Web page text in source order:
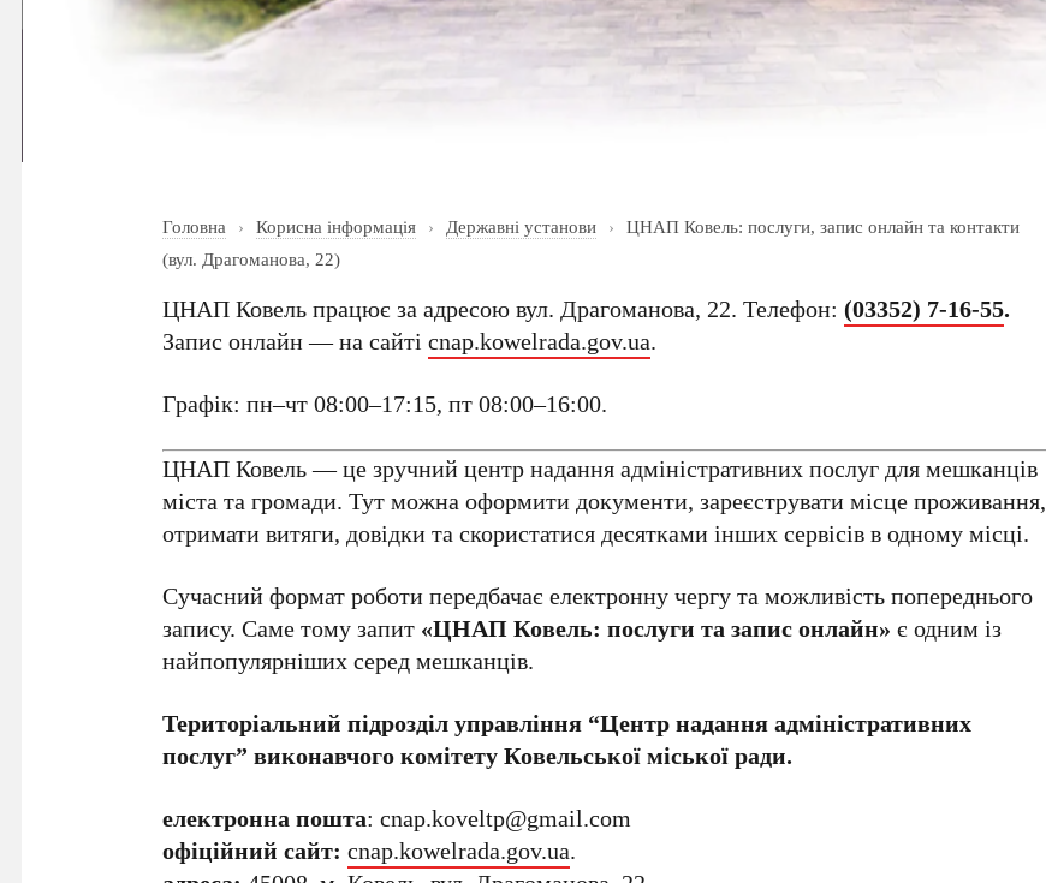
Головна › Корисна інформація › Державні установи › ЦНАП Ковель: послуги, запис онлайн та контакти
(вул. Драгоманова, 22)
ЦНАП Ковель працює за адресою вул. Драгоманова, 22. Телефон: (03352) 7-16-55.
Запис онлайн — на сайтіcnap.kowelrada.gov.ua.
Графік: пн–чт 08:00–17:15, пт 08:00–16:00.
ЦНАП Ковель — це зручний центр надання адміністративних послуг для мешканців
міста та громади. Тут можна оформити документи, зареєструвати місце проживання,
отримати витяги, довідки та скористатися десятками інших сервісів в одному місці.
Сучасний формат роботи передбачає електронну чергу та можливість попереднього
запису. Саме тому запит «ЦНАП Ковель: послуги та запис онлайн» є одним із
найпопулярніших серед мешканців.
Територіальний підрозділ управління “Центр надання адміністративних
послуг” виконавчого комітету Ковельської міської ради.
електронна пошта:cnap.koveltp@gmail.com
офіційний сайт: cnap.kowelrada.gov.ua.